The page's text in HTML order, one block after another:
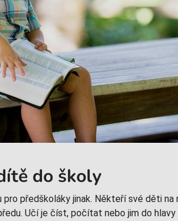
do školy
pro předškoláky jinak. Někteří své děti
Učí je číst, počítat nebo jim do